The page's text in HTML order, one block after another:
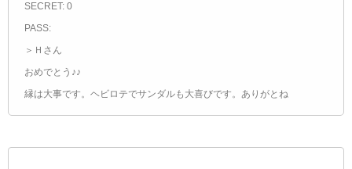
SECRET: 0
PASS:
＞Ｈさん
おめでとう♪♪
縁は大事です。ヘビロテでサンダルも大喜びです。ありがとね